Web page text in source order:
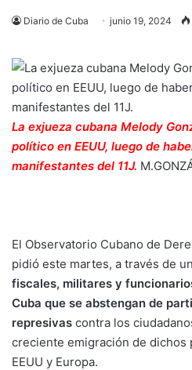
Diario de Cuba junio 19, 2024
La exjueza cubana Melody
político en EEUU, luego de
manifestantes del 11J.
El Observatorio Cubano de
pidió este martes, a través de
fiscales, militares y
Cuba que se abstengan de
represivas contra los
creciente emigración de dichos
EEUU y Europa.